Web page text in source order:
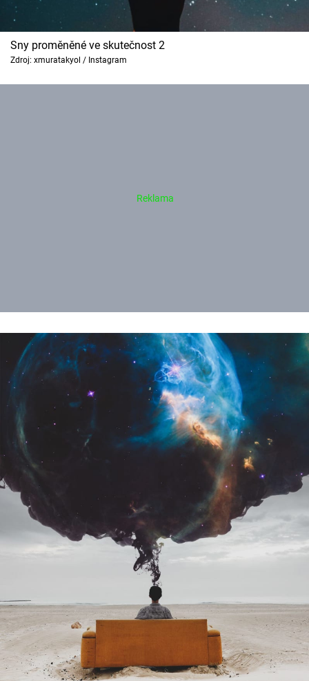
Sny proměněné ve skutečnost 2
Zdroj: xmuratakyol / Instagram